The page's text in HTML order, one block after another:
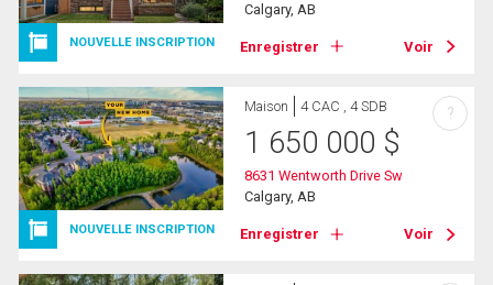
NOUVELLE INSCRIPTION
Calgary, AB
Enregistrer Voir
NOUVELLE INSCRIPTION
Maison 4 CAC , 4 SDB
1 650 000 $
8631 Wentworth Drive Sw
Calgary, AB
Enregistrer Voir
?